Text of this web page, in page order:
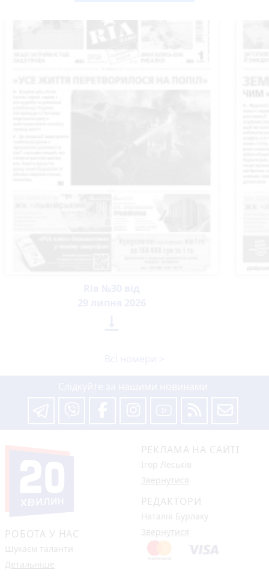
РОБОТА У НАС
Шукаєм таланти
Детальніше
РЕКЛАМА НА САЙТІ
Ігор Леськів
Звернутися
РЕДАКТОРИ
Наталія Бурлаку
Звернутися